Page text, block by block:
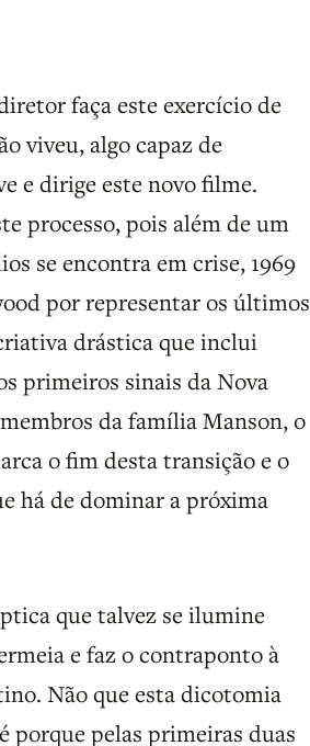
faça este exercício de
viveu, algo capaz de
e dirige este novo filme.
processo, pois além de um
se encontra em crise, 1969
por representar os últimos
drástica que inclui
primeiros sinais da Nova
da família Manson, o
o fim desta transição e o
há de dominar a próxima
que talvez se ilumine
e faz o contraponto à
Não que esta dicotomia
porque pelas primeiras duas